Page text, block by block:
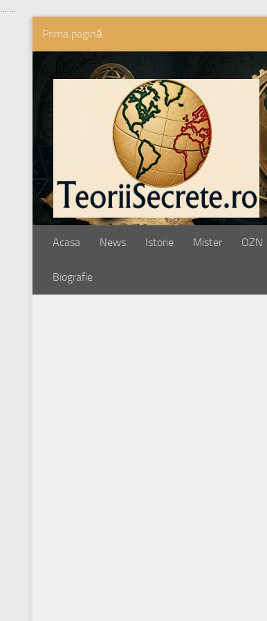
... ...
Skip to content
Prima pagină
Acasa News Istorie Mister OZN
Biografie